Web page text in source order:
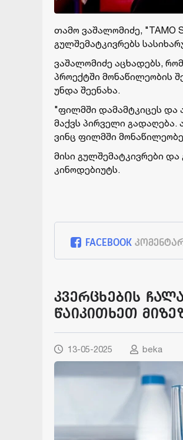
თამო ვაშალომიძე,
გულშემატკივრებს
ვაშალომიძე აცხადებს,
პროექტში მონაწილეობის
უნდა შეენახა.
"ფილმში დამამტკიცეს და
მაქვს პირველი გადაღება.
ვინც ფილმში
მისი გულშემატკივრები
კინოდებიუტს.
FACEBOOK
კვერცხების
წაიკითხეთ
13-05-2025 beka